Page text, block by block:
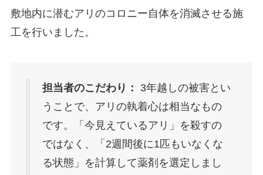
敷地内に潜むアリのコロニー自体を消滅させる施
工を行いました。
担当者のこだわり：
3年越しの被害とい
うことで、アリの執着心は相当なもの
です。「今見えているアリ」を殺すの
ではなく、「2週間後に1匹もいなくな
る状態」を計算して薬剤を選定しまし